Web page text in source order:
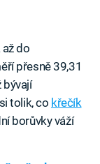
do
přesně 39,31
bývají
tolik, co křečík
borůvky váží